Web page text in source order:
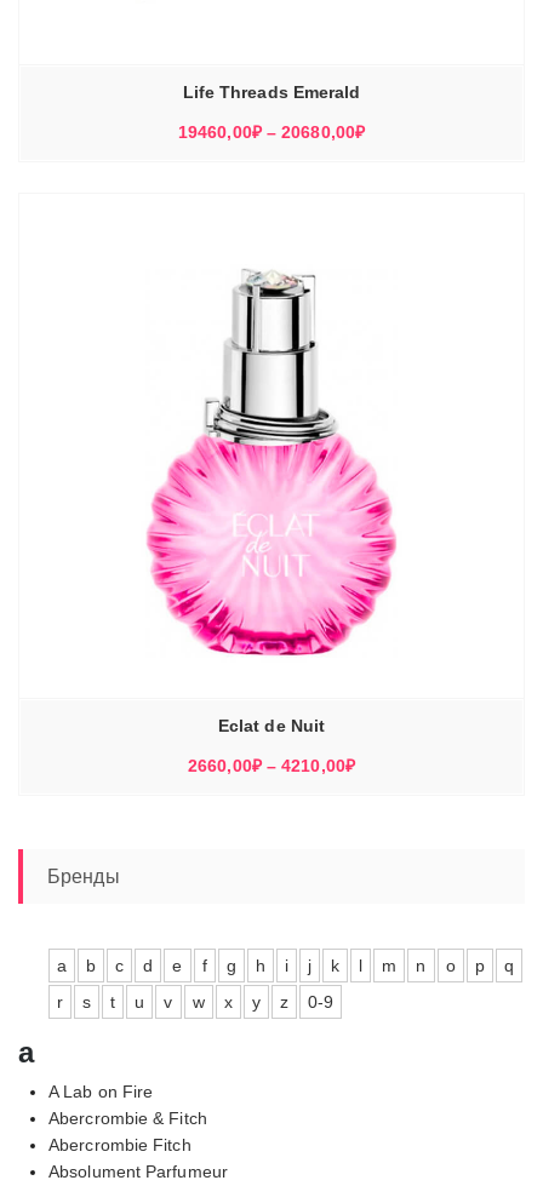
Life Threads Emerald
19460,00₽ – 20680,00₽Диапазон
Eclat de Nuit
2660,00₽ – 4210,00₽Диапазон
Бренды
a b c d e f g h i j k l m n o p
q
r
s t u v w x y z 0-9
a
A Lab on Fire
Abercrombie & Fitch
Abercrombie Fitch
Absolument Parfumeur